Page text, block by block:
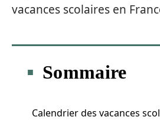
vacances scolaires en
Sommaire
Calendrier des vacances